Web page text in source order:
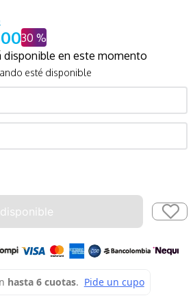
30 %
disponible en este momento
esté disponible